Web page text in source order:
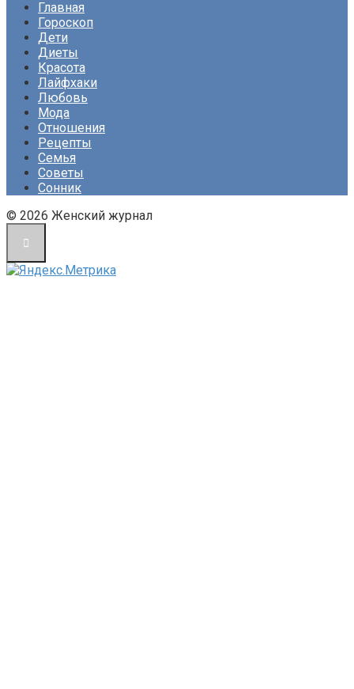
Главная
Гороскоп
Дети
Диеты
Красота
Лайфхаки
Любовь
Мода
Отношения
Рецепты
Семья
Советы
Сонник
© 2026 Женский журнал